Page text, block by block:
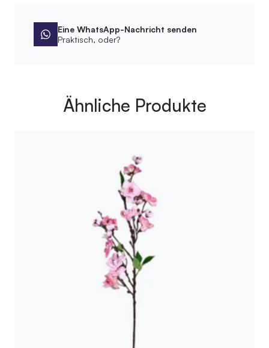
Eine WhatsApp-Nachricht senden
Praktisch, oder?
Ähnliche Produkte